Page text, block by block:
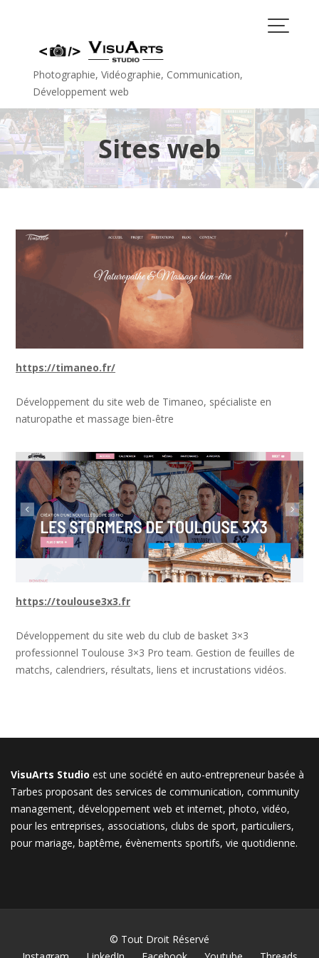
Photographie, Vidéographie, Communication,
Développement web
Sites web
https://timaneo.fr/
Développement du site web de Timaneo, spécialiste en
naturopathe et massage bien-être
https://toulouse3x3.fr
Développement du site web du club de basket 3×3
professionnel Toulouse 3×3 Pro team. Gestion de feuilles de
matchs, calendriers, résultats, liens et incrustations vidéos.
VisuArts Studio est une société en auto-entrepreneur basée à
Tarbes proposant des services de communication, community
management, développement web et internet, photo, vidéo,
pour les entreprises, associations, clubs de sport, particuliers,
pour mariage, baptême, évènements sportifs, vie quotidienne.
© Tout Droit Réservé